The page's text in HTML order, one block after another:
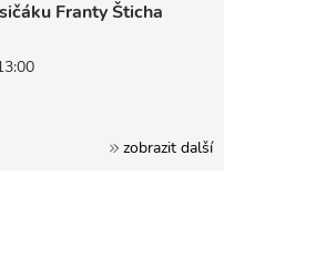
Franty Šticha
zobrazit další